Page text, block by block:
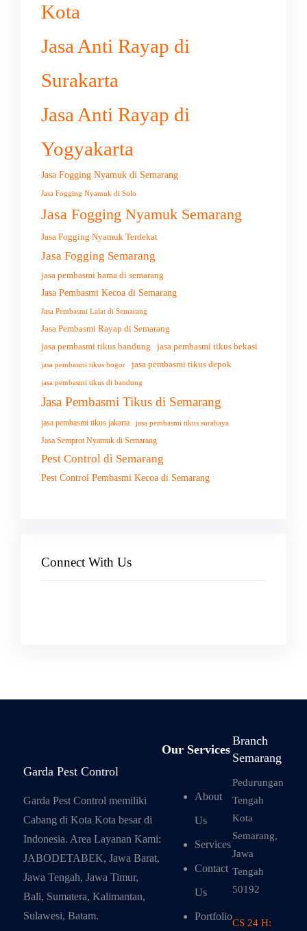
Kota
Jasa Anti Rayap di
Surakarta
Jasa Anti Rayap di
Yogyakarta
Jasa Fogging Nyamuk di Semarang
Jasa Fogging Nyamuk di Solo
Jasa Fogging Nyamuk Semarang
Jasa Fogging Nyamuk Terdekat
Jasa Fogging Semarang
jasa pembasmi hama di semarang
Jasa Pembasmi Kecoa di Semarang
Jasa Pembasmi Lalat di Semarang
Jasa Pembasmi Rayap di Semarang
jasa pembasmi tikus bandung jasa pembasmi tikus bekasi
jasa pembasmi tikus bogor jasa pembasmi tikus depok
jasa pembasmi tikus di bandung
Jasa Pembasmi Tikus di Semarang
jasa pembasmi tikus jakarta jasa pembasmi tikus surabaya
Jasa Semprot Nyamuk di Semarang
Pest Control di Semarang
Pest Control Pembasmi Kecoa di Semarang
Connect With Us
Garda Pest Control
Garda Pest Control memiliki
Cabang di Kota Kota besar di
Indonesia. Area Layanan Kami:
JABODETABEK, Jawa Barat,
Jawa Tengah, Jawa Timur,
Bali, Sumatera, Kalimantan,
Sulawesi, Batam.
Our Services
About
Us
Services
Contact
Us
Portfolio
Branch
Semarang
Pedurungan
Tengah
Kota
Semarang,
Jawa
Tengah
50192
CS 24 H: